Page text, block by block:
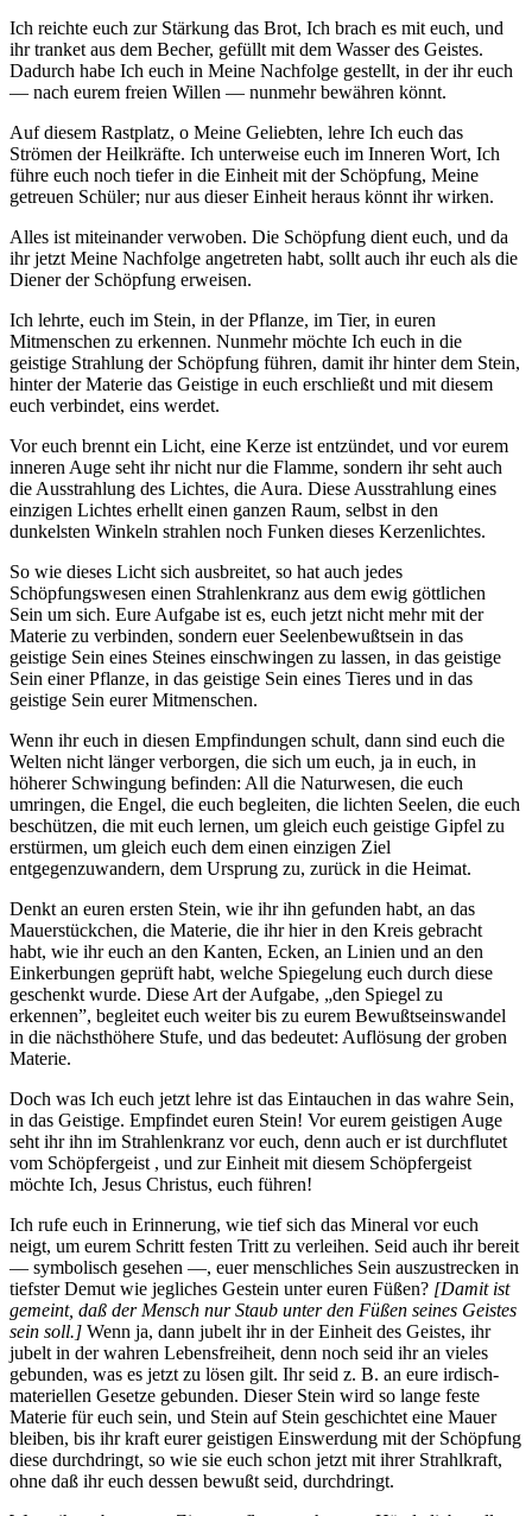
Ich reichte euch zur Stärkung das Brot, Ich brach es mit euch, und
ihr tranket aus dem Becher, gefüllt mit dem Wasser des Geistes.
Dadurch habe Ich euch in Meine Nachfolge gestellt, in der ihr euch
— nach eurem freien Willen — nunmehr bewähren könnt.
Auf diesem Rastplatz, o Meine Geliebten, lehre Ich euch das
Strömen der Heilkräfte. Ich unterweise euch im Inneren Wort, Ich
führe euch noch tiefer in die Einheit mit der Schöpfung, Meine
getreuen Schüler; nur aus dieser Einheit heraus könnt ihr wirken.
Alles ist miteinander verwoben. Die Schöpfung dient euch, und da
ihr jetzt Meine Nachfolge angetreten habt, sollt auch ihr euch als die
Diener der Schöpfung erweisen.
Ich lehrte, euch im Stein, in der Pflanze, im Tier, in euren
Mitmenschen zu erkennen. Nunmehr möchte Ich euch in die
geistige Strahlung der Schöpfung führen, damit ihr hinter dem Stein,
hinter der Materie das Geistige in euch erschließt und mit diesem
euch verbindet, eins werdet.
Vor euch brennt ein Licht, eine Kerze ist entzündet, und vor eurem
inneren Auge seht ihr nicht nur die Flamme, sondern ihr seht auch
die Ausstrahlung des Lichtes, die Aura. Diese Ausstrahlung eines
einzigen Lichtes erhellt einen ganzen Raum, selbst in den
dunkelsten Winkeln strahlen noch Funken dieses Kerzenlichtes.
So wie dieses Licht sich ausbreitet, so hat auch jedes
Schöpfungswesen einen Strahlenkranz aus dem ewig göttlichen
Sein um sich. Eure Aufgabe ist es, euch jetzt nicht mehr mit der
Materie zu verbinden, sondern euer Seelenbewußtsein in das
geistige Sein eines Steines einschwingen zu lassen, in das geistige
Sein einer Pflanze, in das geistige Sein eines Tieres und in das
geistige Sein eurer Mitmenschen.
Wenn ihr euch in diesen Empfindungen schult, dann sind euch die
Welten nicht länger verborgen, die sich um euch, ja in euch, in
höherer Schwingung befinden: All die Naturwesen, die euch
umringen, die Engel, die euch begleiten, die lichten Seelen, die euch
beschützen, die mit euch lernen, um gleich euch geistige Gipfel zu
erstürmen, um gleich euch dem einen einzigen Ziel
entgegenzuwandern, dem Ursprung zu, zurück in die Heimat.
Denkt an euren ersten Stein, wie ihr ihn gefunden habt, an das
Mauerstückchen, die Materie, die ihr hier in den Kreis gebracht
habt, wie ihr euch an den Kanten, Ecken, an Linien und an den
Einkerbungen geprüft habt, welche Spiegelung euch durch diese
geschenkt wurde. Diese Art der Aufgabe, „den Spiegel zu
erkennen”, begleitet euch weiter bis zu eurem Bewußtseinswandel
in die nächsthöhere Stufe, und das bedeutet: Auflösung der groben
Materie.
Doch was Ich euch jetzt lehre ist das Eintauchen in das wahre Sein,
in das Geistige. Empfindet euren Stein! Vor eurem geistigen Auge
seht ihr ihn im Strahlenkranz vor euch, denn auch er ist durchflutet
vom Schöpfergeist , und zur Einheit mit diesem Schöpfergeist
möchte Ich, Jesus Christus, euch führen!
Ich rufe euch in Erinnerung, wie tief sich das Mineral vor euch
neigt, um eurem Schritt festen Tritt zu verleihen. Seid auch ihr bereit
— symbolisch gesehen —, euer menschliches Sein auszustrecken in
tiefster Demut wie jegliches Gestein unter euren Füßen? [Damit ist
gemeint, daß der Mensch nur Staub unter den Füßen seines Geistes
sein soll.] Wenn ja, dann jubelt ihr in der Einheit des Geistes, ihr
jubelt in der wahren Lebensfreiheit, denn noch seid ihr an vieles
gebunden, was es jetzt zu lösen gilt. Ihr seid z. B. an eure irdisch-
materiellen Gesetze gebunden. Dieser Stein wird so lange feste
Materie für euch sein, und Stein auf Stein geschichtet eine Mauer
bleiben, bis ihr kraft eurer geistigen Einswerdung mit der Schöpfung
diese durchdringt, so wie sie euch schon jetzt mit ihrer Strahlkraft,
ohne daß ihr euch dessen bewußt seid, durchdringt.